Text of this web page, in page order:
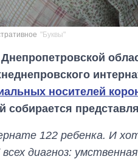
"Буквы"
носителей
собирается
122 ребенка. И
диагноз: